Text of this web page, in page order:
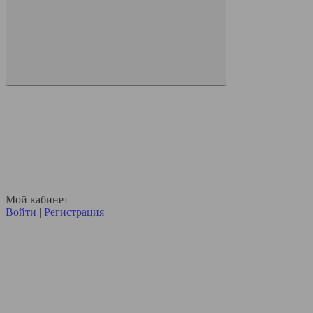
Мой кабинет
Войти | Регистрация